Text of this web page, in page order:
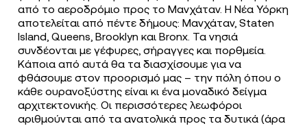
από το αεροδρόμιο προς το Μανχάταν. Η Νέα Υόρκη
αποτελείται από πέντε δήμους: Μανχάταν, Staten
Island, Queens, Brooklyn και Bronx. Τα νησιά
συνδέονται με γέφυρες, σήραγγες και πορθμεία.
Κάποια από αυτά θα τα διασχίσουμε για να
φθάσουμε στον προορισμό μας – την πόλη όπου ο
κάθε ουρανοξύστης είναι κι ένα μοναδικό δείγμα
αρχιτεκτονικής. Οι περισσότερες λεωφόροι
αριθμούνται από τα ανατολικά προς τα δυτικά (άρα